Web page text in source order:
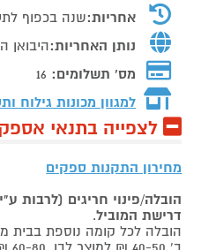
אחריות:שנה בכפוף
נותן האחריות:היבואן
מס' תשלומים: 16
למגוון מכונות גילוח
לצפייה בתנאי
מחירון התקנות ספקים
הובלה/פינוי חריגים (לרבות
דרישת המוביל.
הובלה לכל קומה נוספת בבית